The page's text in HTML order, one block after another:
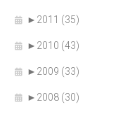
► 2011 (35)
► 2010 (43)
► 2009 (33)
► 2008 (30)